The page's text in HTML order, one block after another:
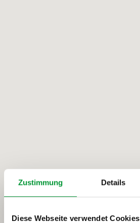
Zustimmung Details
Diese Webseite verwendet Cookies